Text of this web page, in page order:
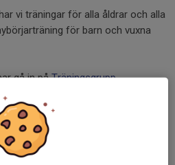
vi träningar för alla åldrar och alla
för barn och vuxna
gå in påTräningsgrupp.
hos er?
förening vilket innebär att vi tar
för alla våra medlemmar samt en